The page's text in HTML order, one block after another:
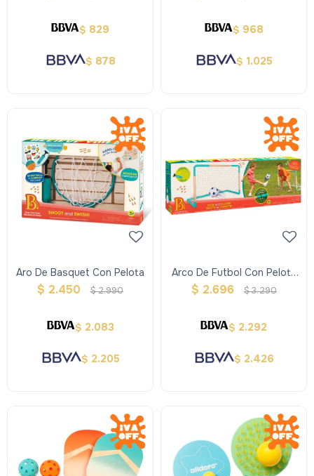
$ 829
$ 878
$ 968
$ 1.025
Aro De Basquet Con Pelota
$ 2.450 $2.990
$ 2.083
$ 2.205
Arco De Futbol Con Pelota
B Toys
$ 2.696 $3.290
$ 2.292
$ 2.426